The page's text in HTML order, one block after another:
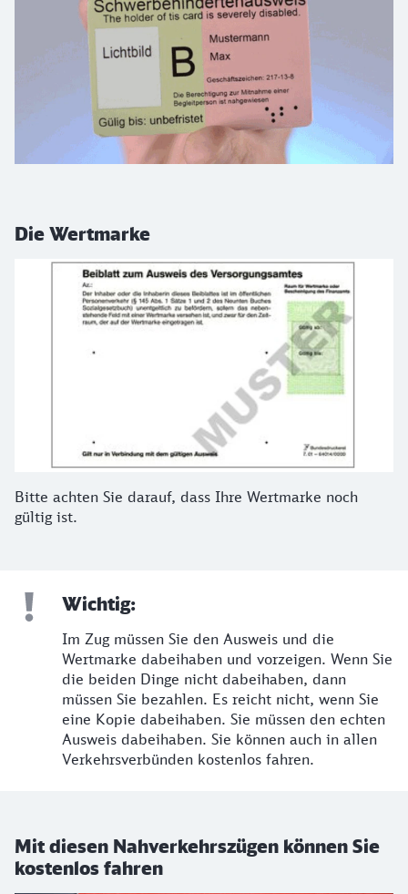
Die Wertmarke
Bitte achten Sie darauf, dass Ihre Wertmarke noch
gültig ist.
Wichtig:
Im Zug müssen Sie den Ausweis und die
Wertmarke dabeihaben und vorzeigen. Wenn Sie
die beiden Dinge nicht dabeihaben, dann
müssen Sie bezahlen. Es reicht nicht, wenn Sie
eine Kopie dabeihaben. Sie müssen den echten
Ausweis dabeihaben. Sie können auch in allen
Verkehrsverbünden kostenlos fahren.
Mit diesen Nahverkehrszügen können Sie
kostenlos fahren